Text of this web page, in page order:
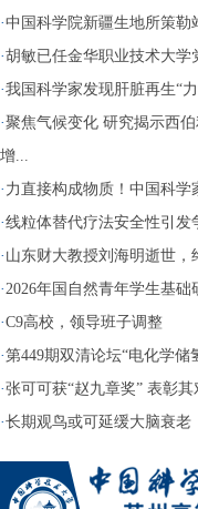
·中国科学院新疆生地所策勒
·胡敏已任金华职业技术大学
·我国科学家发现肝脏再生“
·聚焦气候变化 研究揭示西
增...
· 力直接构成物质！中国科学
·线粒体替代疗法安全性引发
· 山东财大教授刘海明逝世，
·2026年国自然青年学生基
·C9高校，领导班子调整
·第449期双清论坛“电化学储
·张可可获“赵九章奖” 表彰
·长期观鸟或可延缓大脑衰老